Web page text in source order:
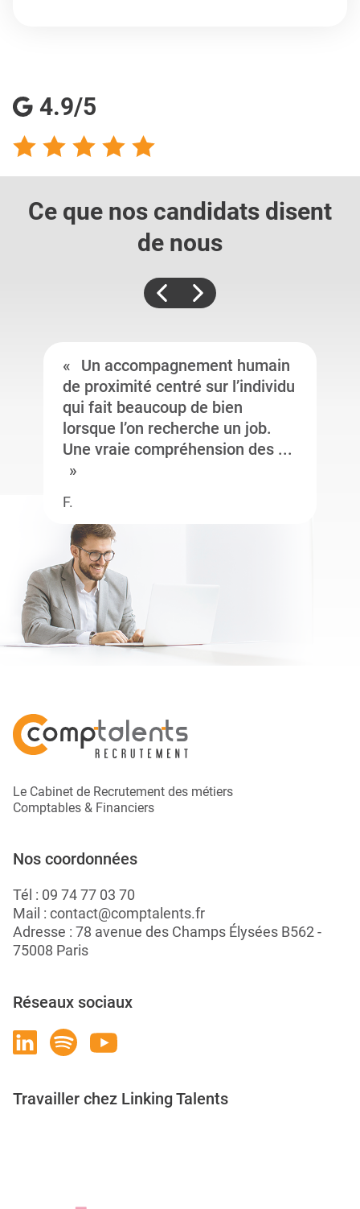
4.9/5
Ce que nos candidats disent
de nous
Un accompagnement humain
de proximité centré sur l’individu
qui fait beaucoup de bien
lorsque l’on recherche un job.
Une vraie compréhension des ...
F.
Le Cabinet de Recrutement des métiers
Comptables & Financiers
Nos coordonnées
Tél : 09 74 77 03 70
Mail : contact@comptalents.fr
Adresse : 78 avenue des Champs Élysées B562 -
75008 Paris
Réseaux sociaux
Travailler chez Linking Talents